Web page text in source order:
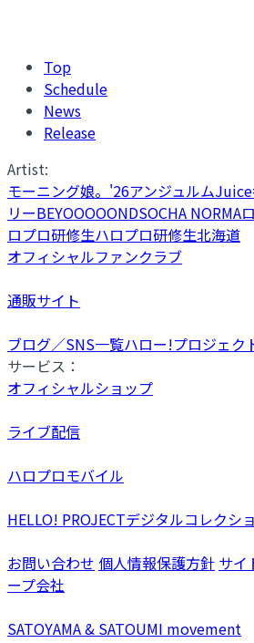
Top
Schedule
News
Release
Artist:
モーニング娘。'26アンジュルム
リーBEYOOOOONDSOCHA NORMA
ロプロ研修生ハロプロ研修生北海道
オフィシャルファンクラブ
通販サイト
ブログ／SNS一覧ハロー!プロジェク
サービス：
オフィシャルショップ
ライブ配信
ハロプロモバイル
HELLO! PROJECTデジタルコレクシ
お問い合わせ 個人情報保護方針 サイ
ープ会社
SATOYAMA & SATOUMI movement